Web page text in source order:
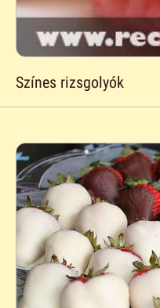
Színes rizsgolyók